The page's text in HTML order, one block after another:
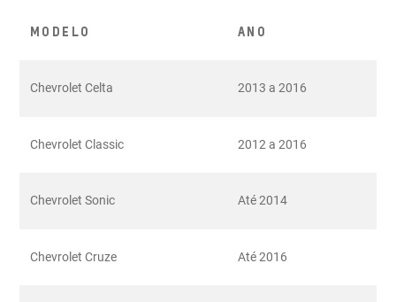
MODELO ANO
Chevrolet Celta 2013 a 2016
Chevrolet Classic 2012 a 2016
Chevrolet Sonic Até 2014
Chevrolet Cruze Até 2016